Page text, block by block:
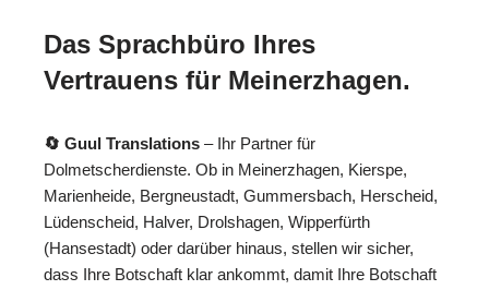
Das Sprachbüro Ihres
Vertrauens für Meinerzhagen.
🔄 Guul Translations – Ihr Partner für
Dolmetscherdienste. Ob in Meinerzhagen, Kierspe,
Marienheide, Bergneustadt, Gummersbach, Herscheid,
Lüdenscheid, Halver, Drolshagen, Wipperfürth
(Hansestadt) oder darüber hinaus, stellen wir sicher,
dass Ihre Botschaft klar ankommt, damit Ihre Botschaft